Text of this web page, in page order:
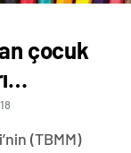
çocuk
(TBMM)